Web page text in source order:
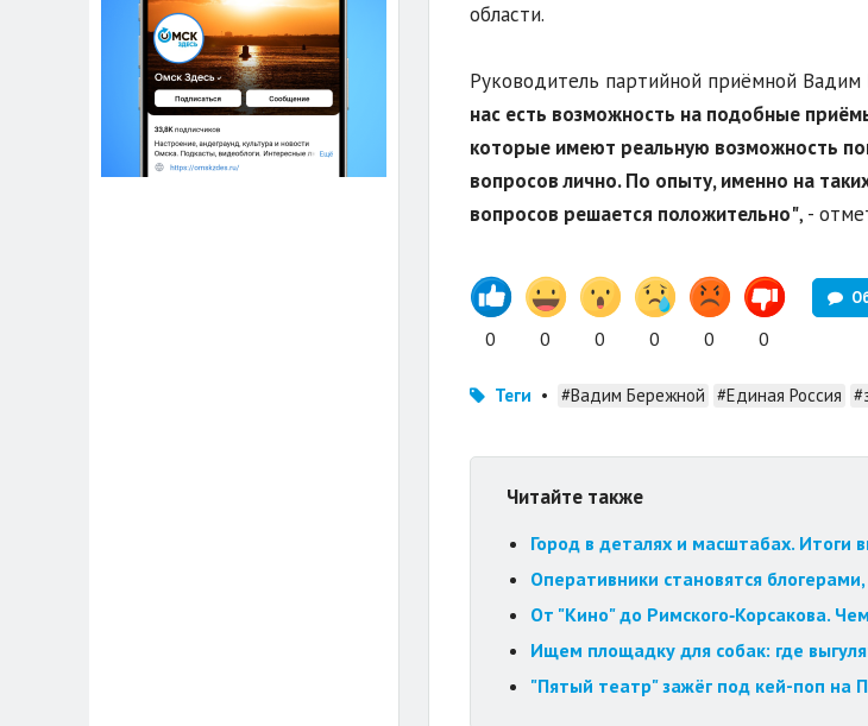
области.
Руководитель партийной приёмной
нас есть возможность на подобные
которые имеют реальную возможность
вопросов лично. По опыту, именно на
вопросов решается положительно", -
0 0 0 0 0 0
Теги • #Вадим Бережной #Единая Россия
Читайте также
Город в деталях и масштабах. Итоги
Оперативники становятся
От "Кино" до Римского‑Корсакова.
Ищем площадку для собак: где
"Пятый театр" зажёг под кей-поп на